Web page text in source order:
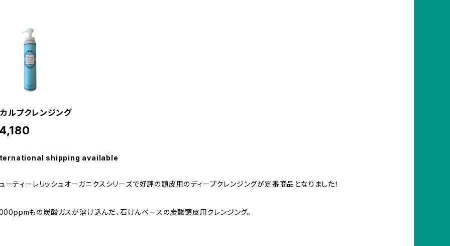
ルプクレンジング
shipping available
ーティーレリッシュオーガニクスシリーズで好評の頭皮用のディープクレンジングが定番商品となりました！
もの炭酸ガスが溶け込んだ、石けんベースの炭酸頭皮用クレンジング。